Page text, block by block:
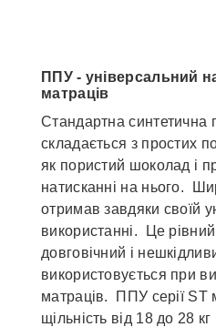
ППУ - універсальний
матраців
Стандартна синтетична
складається з простих
як пористий шоколад і
натисканні на нього.
отримав завдяки своїй
використанні. Це
довговічний і
використовується при
матраців. ППУ серії ST
щільність від 18 до 28